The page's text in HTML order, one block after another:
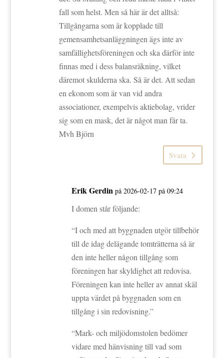
fall som helst. Men så här är det alltså:
Tillgångarna som är kopplade till
gemensamhetsanläggningen ägs inte av
samfällighetsföreningen och ska därför inte
finnas med i dess balansräkning, vilket
däremot skulderna ska. Så är det. Att sedan
en ekonom som är van vid andra
associationer, exempelvis aktiebolag, vrider
sig som en mask, det är något man får ta.
Mvh Björn
Svara
Erik Gerdin på 2026-02-17 på 09:24
I domen står följande:
“I och med att byggnaden utgör tillbehör
till de idag delägande tomträtterna så är
den inte heller någon tillgång som
föreningen har skyldighet att redovisa.
Föreningen kan inte heller av annat skäl
uppta värdet på byggnaden som en
tillgång i sin redovisning.”
“Mark- och miljödomstolen bedömer
vidare med hänvisning till vad som